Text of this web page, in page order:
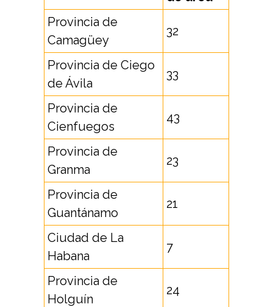
Provincia de
Camagüey
32
Provincia de Ciego
de Ávila
33
Provincia de
Cienfuegos
43
Provincia de
Granma
23
Provincia de
Guantánamo
21
Ciudad de La
Habana
7
Provincia de
Holguín
24